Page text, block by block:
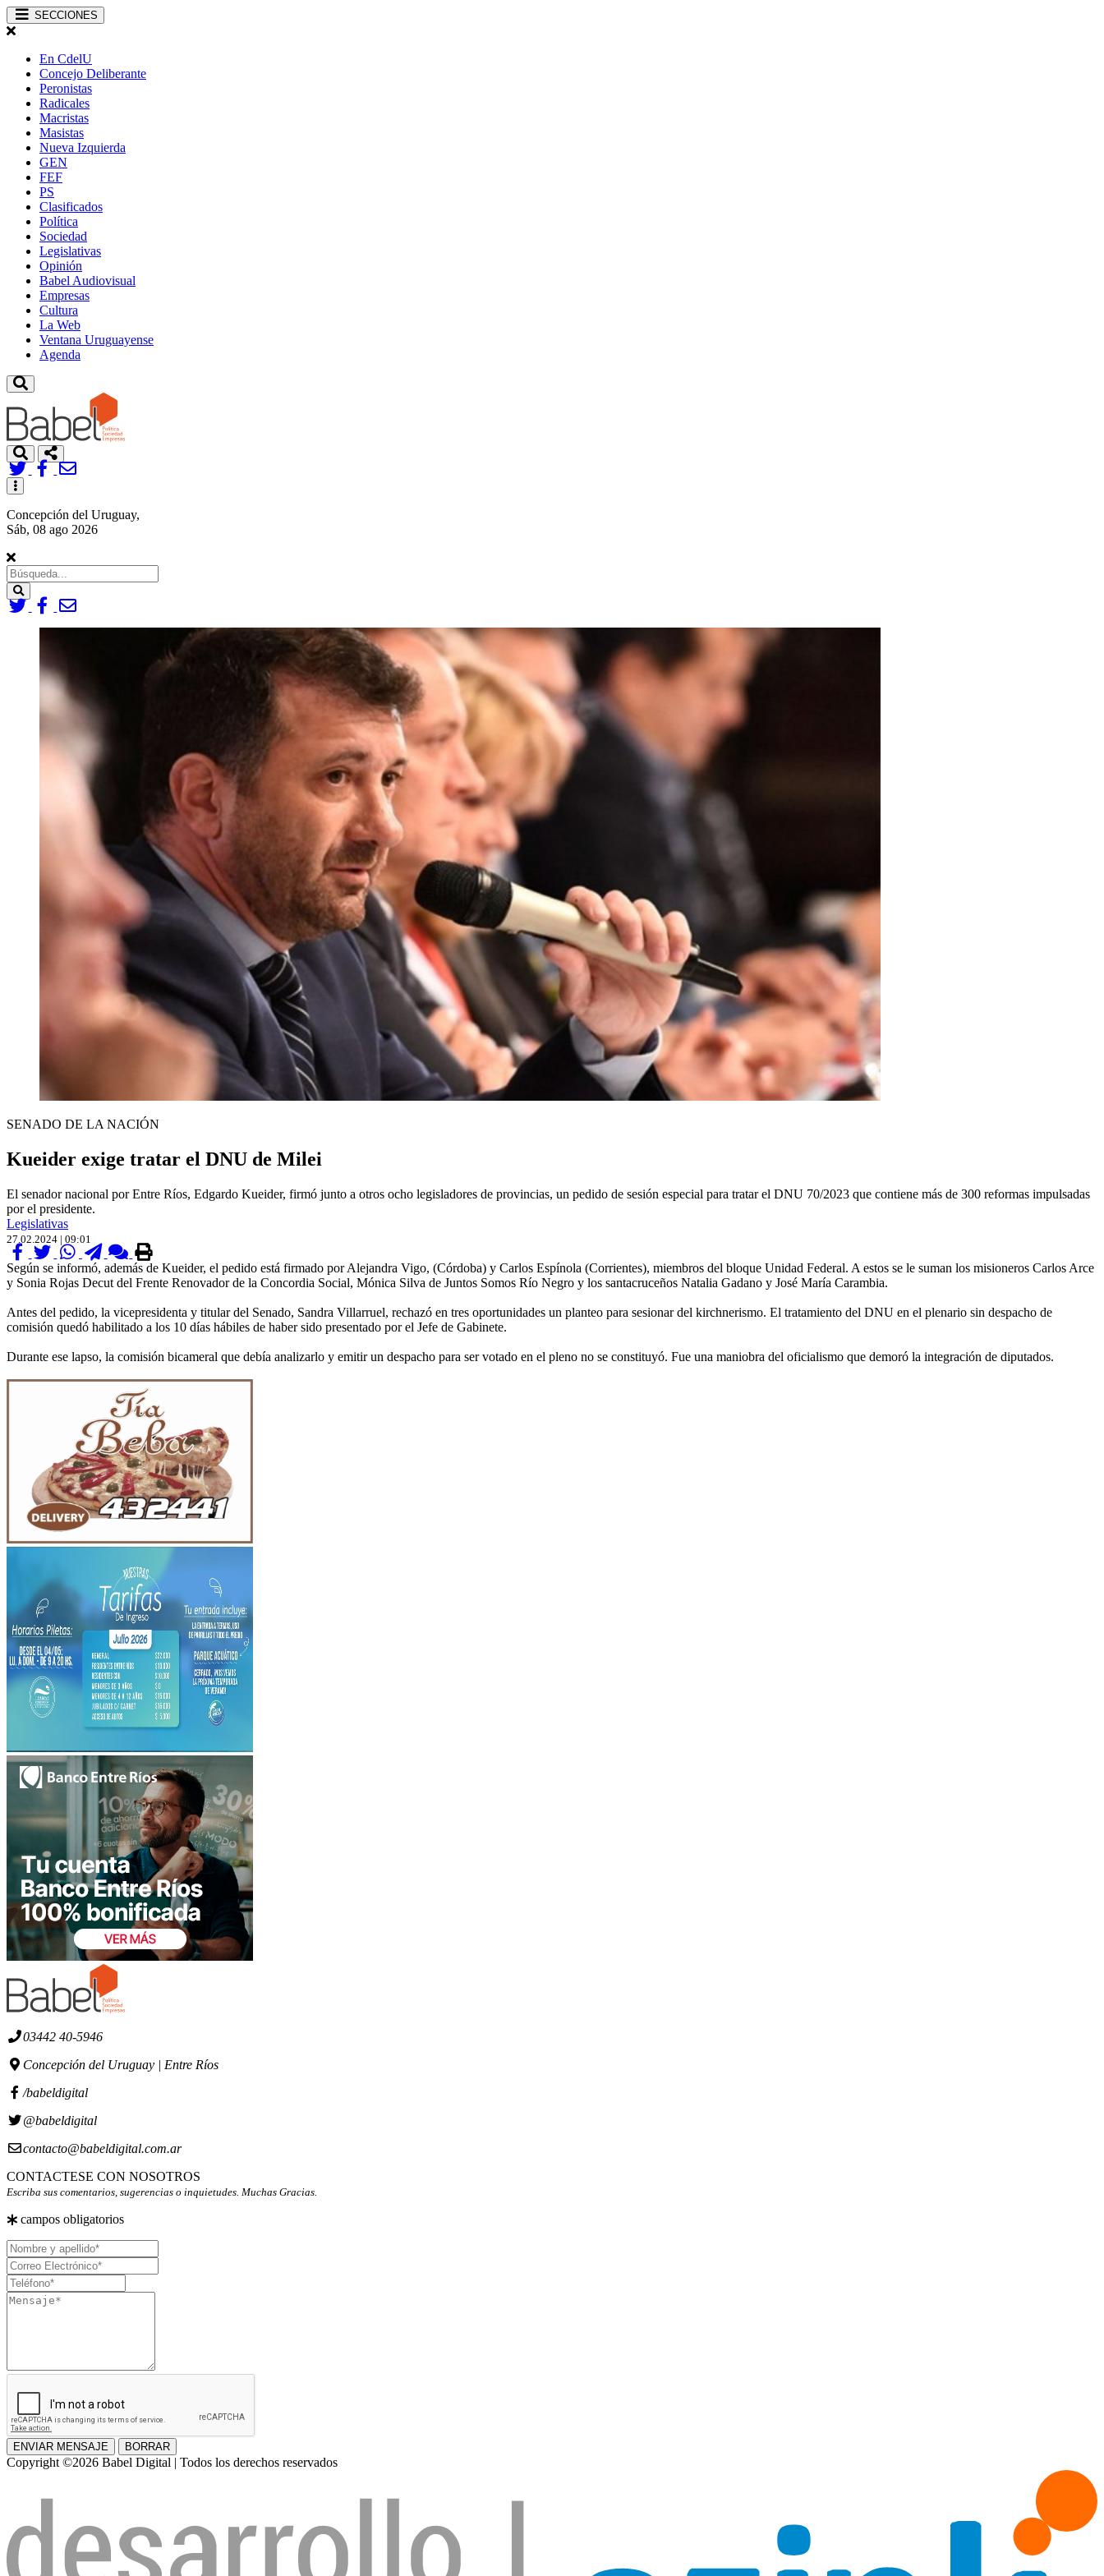
SECCIONES
En CdelU
Concejo Deliberante
Peronistas
Radicales
Macristas
Masistas
Nueva Izquierda
GEN
FEF
PS
Clasificados
Política
Sociedad
Legislativas
Opinión
Babel Audiovisual
Empresas
Cultura
La Web
Ventana Uruguayense
Agenda
Toggle
navigation
Concepción del Uruguay,
Sáb, 08 ago 2026
Search
SENADO DE LA NACIÓN
Kueider exige tratar el DNU de Milei
El senador nacional por Entre Ríos, Edgardo Kueider, firmó junto a otros ocho legisladores de provincias, un pedido de sesión especial para tratar el DNU 70/2023 que contiene más de 300 reformas impulsadas
por el presidente.
Legislativas
27.02.2024 | 09:01
Según se informó, además de Kueider, el pedido está firmado por Alejandra Vigo, (Córdoba) y Carlos Espínola (Corrientes), miembros del bloque Unidad Federal. A estos se le suman los misioneros Carlos Arce
y Sonia Rojas Decut del Frente Renovador de la Concordia Social, Mónica Silva de Juntos Somos Río Negro y los santacruceños Natalia Gadano y José María Carambia.
Antes del pedido, la vicepresidenta y titular del Senado, Sandra Villarruel, rechazó en tres oportunidades un planteo para sesionar del kirchnerismo. El tratamiento del DNU en el plenario sin despacho de
comisión quedó habilitado a los 10 días hábiles de haber sido presentado por el Jefe de Gabinete.
Durante ese lapso, la comisión bicameral que debía analizarlo y emitir un despacho para ser votado en el pleno no se constituyó. Fue una maniobra del oficialismo que demoró la integración de diputados.
03442 40-5946
Concepción del Uruguay | Entre Ríos
/babeldigital
@babeldigital
contacto@babeldigital.com.ar
CONTACTESE CON NOSOTROS
Escriba sus comentarios, sugerencias o inquietudes. Muchas Gracias.
campos obligatorios
Nombre
y
apellido
Correo
Electrónico
Teléfono
Mensaje
ENVIAR MENSAJE BORRAR
Copyright ©2026 Babel Digital | Todos los derechos reservados